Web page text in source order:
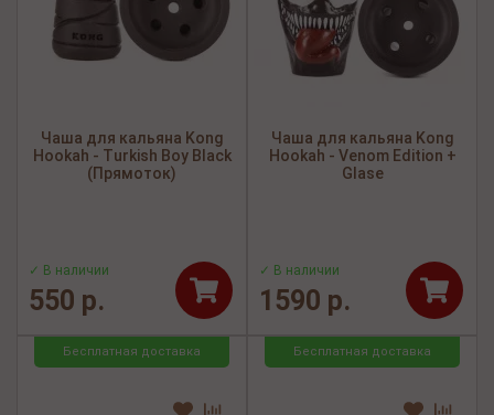
Чаша для кальяна Kong
Hookah - Turkish Boy Black
(Прямоток)
✓ В наличии
550 р.
Чаша для кальяна Kong
Hookah - Venom Edition +
Glase
✓ В наличии
1590 р.
Бесплатная доставка Бесплатная доставка